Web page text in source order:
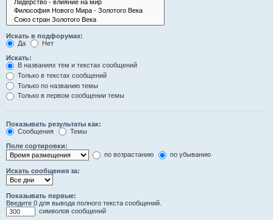
Искать в подфорумах:
Да
Нет
Искать:
В названиях тем и текстах сообщений
Только в текстах сообщений
Только по названию темы
Только в первом сообщении темы
Показывать результаты как:
Сообщения
Темы
Поле сортировки:
по возрастанию
по убыванию
Искать сообщения за:
Показывать первые:
Введите 0 для вывода полного текста сообщений.
символов сообщений